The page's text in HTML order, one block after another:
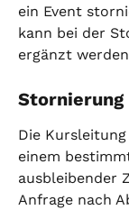
ein Event
kann bei der
ergänzt
Die
einem
ausbleibender
Anfrage nach